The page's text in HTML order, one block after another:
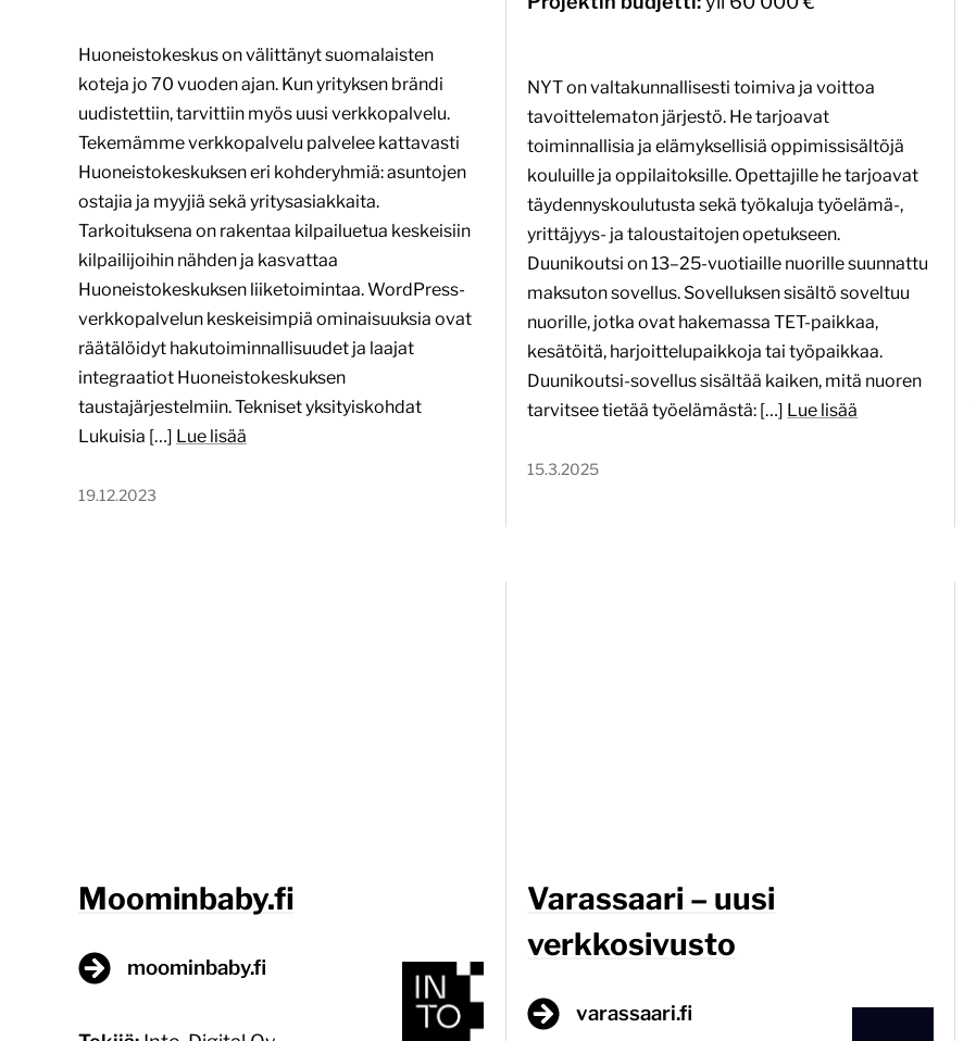
Huoneistokeskus on välittänyt suomalaisten
koteja jo 70 vuoden ajan. Kun yrityksen brändi
uudistettiin, tarvittiin myös uusi verkkopalvelu.
Tekemämme verkkopalvelu palvelee kattavasti
Huoneistokeskuksen eri kohderyhmiä: asuntojen
ostajia ja myyjiä sekä yritysasiakkaita.
Tarkoituksena on rakentaa kilpailuetua keskeisiin
kilpailijoihin nähden ja kasvattaa
Huoneistokeskuksen liiketoimintaa. WordPress-
verkkopalvelun keskeisimpiä ominaisuuksia ovat
räätälöidyt hakutoiminnallisuudet ja laajat
integraatiot Huoneistokeskuksen
taustajärjestelmiin. Tekniset yksityiskohdat
Lukuisia […] Lue lisää
19.12.2023
NYT on valtakunnallisesti toimiva ja voittoa
tavoittelematon järjestö. He tarjoavat
toiminnallisia ja elämyksellisiä oppimissisältöjä
kouluille ja oppilaitoksille. Opettajille he tarjoavat
täydennyskoulutusta sekä työkaluja työelämä-,
yrittäjyys- ja taloustaitojen opetukseen.
Duunikoutsi on 13–25-vuotiaille nuorille suunnattu
maksuton sovellus. Sovelluksen sisältö soveltuu
nuorille, jotka ovat hakemassa TET-paikkaa,
kesätöitä, harjoittelupaikkoja tai työpaikkaa.
Duunikoutsi-sovellus sisältää kaiken, mitä nuoren
tarvitsee tietää työelämästä: […] Lue lisää
15.3.2025
Moominbaby.fi
moominbaby.fi
Varassaari – uusi
verkkosivusto
varassaari.fi